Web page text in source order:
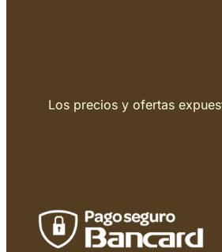
Los precios y ofertas